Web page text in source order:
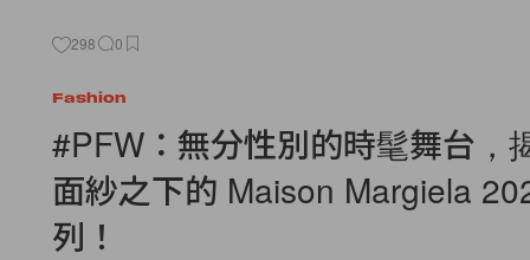
298 0
Fashion
#PFW：無分性別的時髦舞台，
面紗之下的 Maison Margiela
列！